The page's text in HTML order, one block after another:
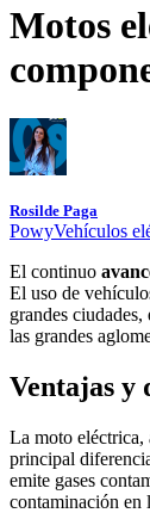
Motos
Rosilde Paga
PowyVehículos
El continuo
El uso de
grandes
las grandes
Ventajas y
La moto eléctrica,
principal
emite gases
contaminación en